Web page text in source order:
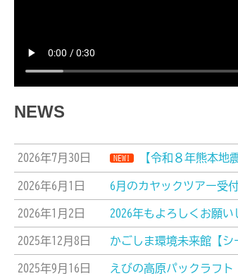
NEWS
2026年7月30日 NEW! 【令和８年熊本地
2026年6月1日 6月のカヤックツアー受
2026年1月2日 2026年もよろしくお願い
2025年12月8日 かごしま環境未来館【シ
2025年9月16日 えびの高原パックラフト